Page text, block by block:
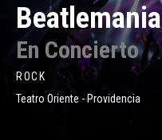
Beatlemania
En Concierto
ROCK
Teatro Oriente - Providencia